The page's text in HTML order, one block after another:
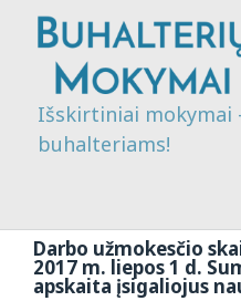
Išskirtiniai mokymai
buhalteriams!
Darbo užmokesčio
2017 m. liepos 1 d.
apskaita įsigaliojus